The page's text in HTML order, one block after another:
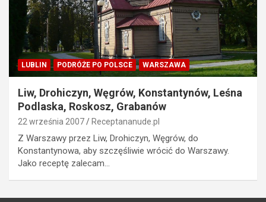
LUBLIN PODRÓŻE PO POLSCE WARSZAWA
Liw, Drohiczyn, Węgrów, Konstantynów, Leśna
Podlaska, Roskosz, Grabanów
22 września 2007 Receptananude.pl
Z Warszawy przez Liw, Drohiczyn, Węgrów, do
Konstantynowa, aby szczęśliwie wrócić do Warszawy.
Jako receptę zalecam…